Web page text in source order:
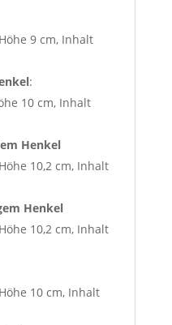
9 cm, Inhalt
:
10 cm, Inhalt
Henkel
10,2 cm, Inhalt
Henkel
10,2 cm, Inhalt
10 cm, Inhalt